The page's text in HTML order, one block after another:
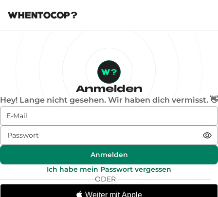
Anmelden
Hey! Lange nicht gesehen. Wir haben dich vermisst. 👋
Anmelden
Ich habe mein Passwort vergessen
ODER
Weiter mit Apple